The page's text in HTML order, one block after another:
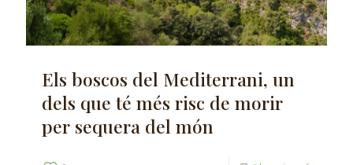
Els boscos del Mediterrani, un
dels que té més risc de morir
per sequera del món